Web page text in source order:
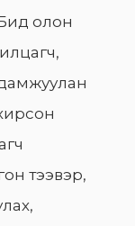
олон
тээвэр,